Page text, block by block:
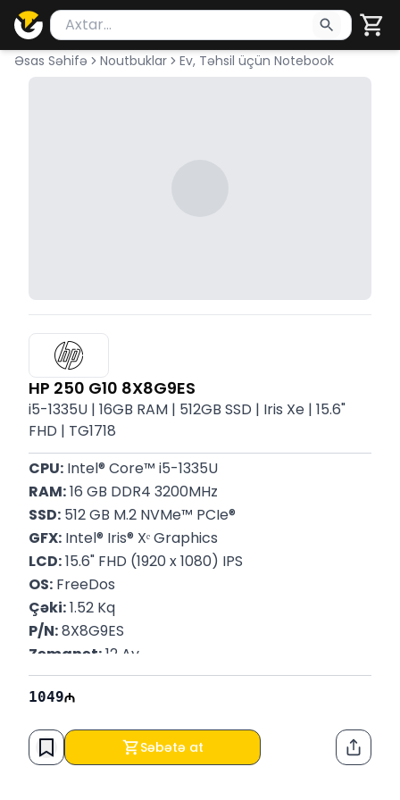
Məhsul axtar
Axtarış üçün ən azı 2 simvol yazın. Göndərmək
Əsas Səhifə Noutbuklar Ev, Təhsil üçün Notebook
HP 250 G10 8X8G9ES
i5-1335U | 16GB RAM | 512GB SSD | Iris Xe | 15.6"
FHD | TG1718
CPU: Intel® Core™ i5-1335U
RAM: 16 GB DDR4 3200MHz
SSD: 512 GB M.2 NVMe™ PCIe®
GFX: Intel® Iris® Xᵉ Graphics
LCD: 15.6" FHD (1920 x 1080) IPS
OS: FreeDos
Çəki: 1.52 Kq
P/N: 8X8G9ES
Zəmanət: 12 Ay
1049
Səbətə at